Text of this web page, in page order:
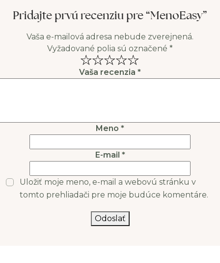
sa rozhodneme pre
konzumáciu
superpotravín. Je
všeobecne známe, že
správna výživa môže
však môže prestať náhle.
Menopauza je
prirodzenou súčasťou
starnutia, ktoré zvyčajne
nastáva medzi
Pridajte prvú recenziu pre “MenoEasy”
Vaša e-mailová adresa nebude zverejnená.
Vyžadované polia sú označené *
Vaša recenzia *
Meno *
E-mail *
Uložiť moje meno, e-mail a webovú stránku v
tomto prehliadači pre moje budúce komentáre.
Odoslať